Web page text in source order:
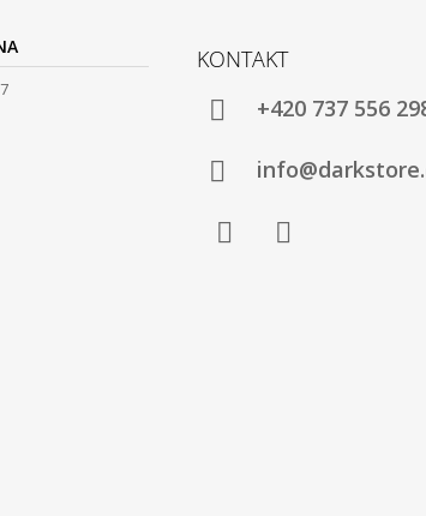
KONTAKT
+420 737 556